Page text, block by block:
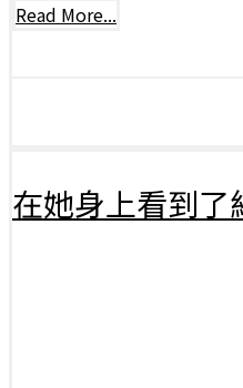
Read More...
在她身上看到了